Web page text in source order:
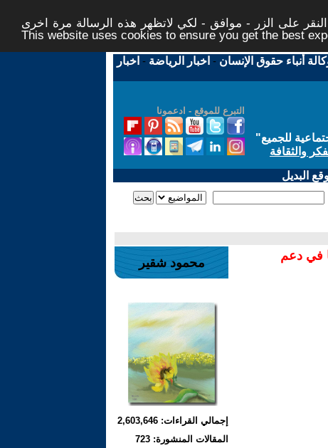
على الزر - موافق - لكي لاتظهر هذه الرسالة مرة اخرى -
This website uses cookies to ensure you get the best
أنباء حقوق الإنسان - اخبار الرياضة - اخبار
التبرع للموقع - ادعمونا
للجميع"
والثقافة
البديل
في دعم
محمود شقير
إجمالي القراءات: 2,603,646
المقالات المنشورة: 723